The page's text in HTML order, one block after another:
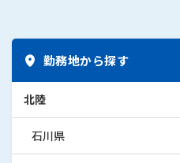
勤務地から探す
北陸
石川県